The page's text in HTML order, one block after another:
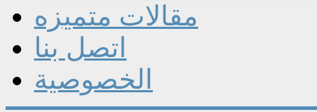
مقالات متميزه
اتصل بنا
الخصوصية